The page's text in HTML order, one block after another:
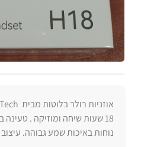
נוחות באיכות שמע גבוהה.